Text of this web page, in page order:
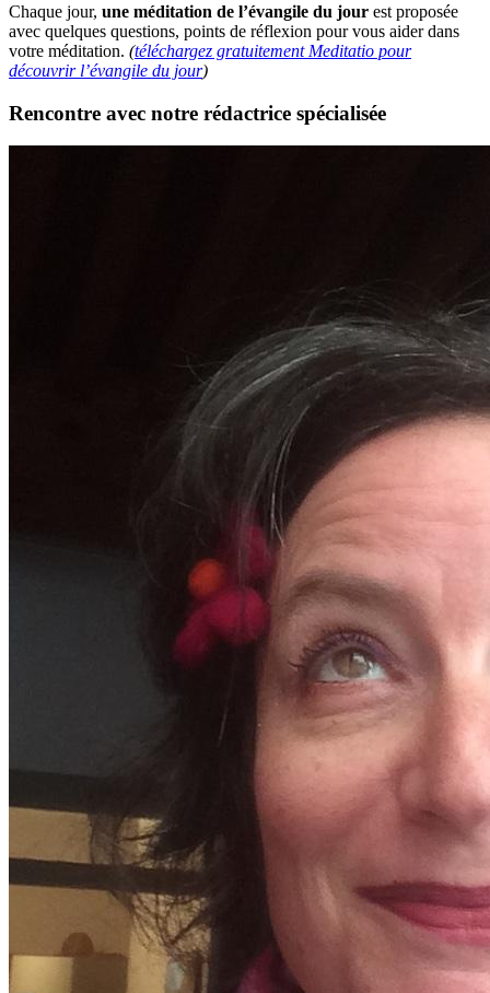
Chaque jour, une méditation de l’évangile du jour est proposée
avec quelques questions, points de réflexion pour vous aider dans
votre méditation. (téléchargez gratuitement Meditatio pour
découvrir l’évangile du jour)
Rencontre avec notre rédactrice spécialisée